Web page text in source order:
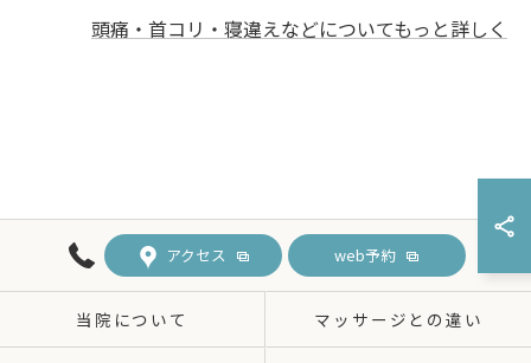
頭痛・首コリ・寝違えなどについてもっと詳しく
アクセス web予約
当院について マッサージとの違い